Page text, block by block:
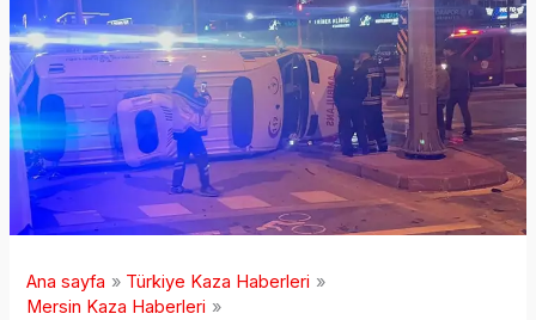
Ana sayfa
Türkiye Kaza Haberleri
Mersin Kaza Haberleri